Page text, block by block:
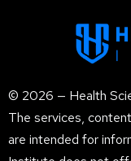
© 2026 — Health
The services,
are intended for